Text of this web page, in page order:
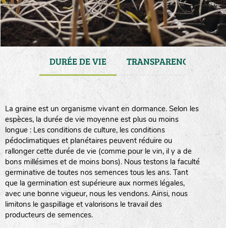
DURÉE DE VIE TRANSPARENCE
La graine est un organisme vivant en dormance. Selon les
espèces, la durée de vie moyenne est plus ou moins
longue : Les conditions de culture, les conditions
pédoclimatiques et planétaires peuvent réduire ou
rallonger cette durée de vie (comme pour le vin, il y a de
bons millésimes et de moins bons). Nous testons la faculté
germinative de toutes nos semences tous les ans. Tant
que la germination est supérieure aux normes légales,
avec une bonne vigueur, nous les vendons. Ainsi, nous
limitons le gaspillage et valorisons le travail des
producteurs de semences.
haies
zone sauvage